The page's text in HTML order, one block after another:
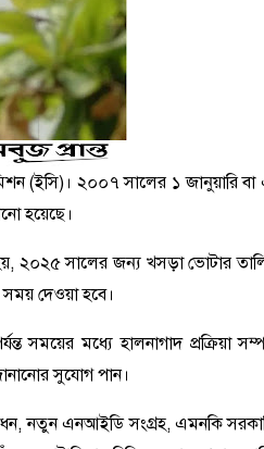
(ইসি)। ২০০৭ সালের ১ জানুয়ারি
হয়েছে।
২০২৫ সালের জন্য খসড়া ভোটার
সময় দেওয়া হবে।
সময়ের মধ্যে হালনাগাদ প্রক্রিয়া
সুযোগ পান।
নতুন এনআইডি সংগ্রহ, এমনকি সরকারি